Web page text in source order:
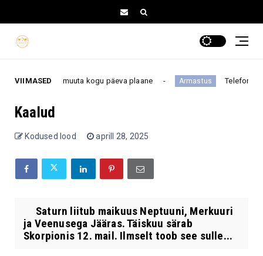
VIIMASED
võib muuta kogu päeva plaane Armastus Telefoninumber
Kaalud
Kodused lood aprill 28, 2025
Saturn liitub maikuus Neptuuni, Merkuuri
ja Veenusega Jääras. Täiskuu särab
Skorpionis 12. mail. Ilmselt toob see sulle...